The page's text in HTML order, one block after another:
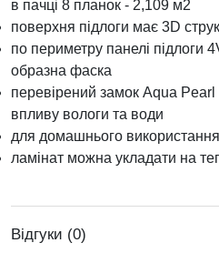
в пачці 8 планок - 2,109 м2
поверхня підлоги має 3D
по периметру панелі підлоги
образна фаска
перевірений замок Aqua
впливу вологи та води
для домашнього використання
ламінат можна укладати на
Відгуки (0)